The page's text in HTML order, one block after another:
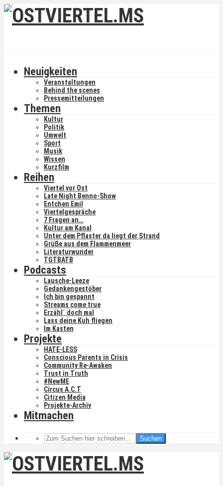
Neuigkeiten
Veranstaltungen
Behind the scenes
Pressemitteilungen
Themen
Kultur
Politik
Umwelt
Sport
Musik
Wissen
Kurzfilm
Reihen
Viertel vor Ost
Late Night Benno-Show
Entchen Emil
Viertelgespräche
7 Fragen an…
Kultur am Kanal
Unter dem Pflaster da liegt der Strand
Grüße aus dem Flammenmeer
Literaturwunder
TGTBATB
Podcasts
Lausche-Leeze
Gedankengestöber
Ich bin gespannt
Streams come true
Erzähl´ doch mal
Lass deine Kuh fliegen
Im Kasten
Projekte
HATE-LESS
Conscious Parents in Crisis
Community Re-Awaken
Trust in Truth
#NewME
Circus A.C.T
Citizen Media
Projekte-Archiv
Mitmachen
Suchen